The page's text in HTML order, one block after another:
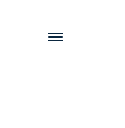
Toggle